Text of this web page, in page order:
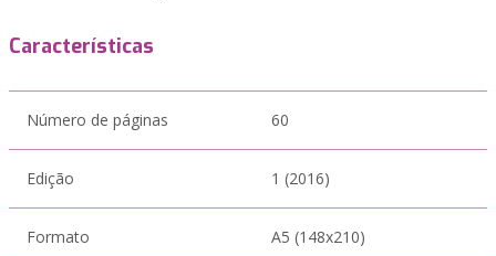
Características
Número de páginas 60
Edição 1 (2016)
Formato A5 (148x210)